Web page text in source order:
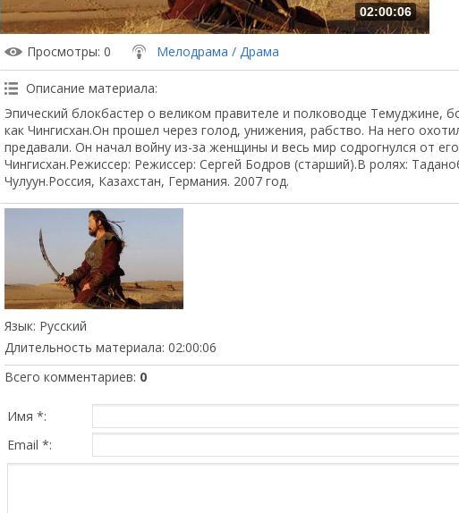
02:00:06
Просмотры: 0 Мелодрама / Драма
Описание материала:
Эпический блокбастер о великом правителе и полководце Темуджине,
как Чингисхан.Он прошел через голод, унижения, рабство. На него
предавали. Он начал войну из-за женщины и весь мир содрогнулся от
Чингисхан.Режиссер: Режиссер: Сергей Бодров (старший).В ролях:
Чулуун.Россия, Казахстан, Германия. 2007 год.
Язык: Русский
Длительность материала: 02:00:06
Всего комментариев: 0
Имя *:
Email *: